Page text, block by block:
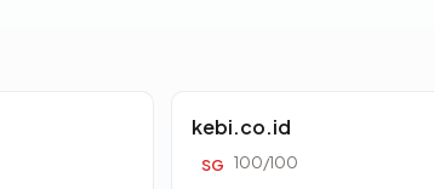
kebi.co.id
SG 100/100